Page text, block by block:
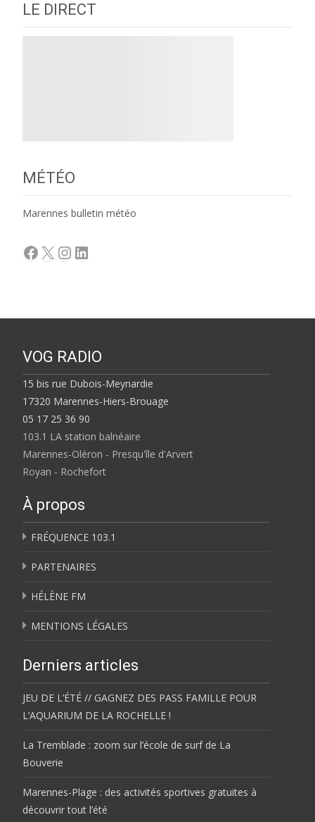
LE DIRECT
MÉTÉO
Marennes bulletin météo
Facebook
X Instagram
LinkedIn
VOG RADIO
15 bis rue Dubois-Meynardie
17320 Marennes-Hiers-Brouage
05 17 25 36 90
103.1 LA station balnéaire
Marennes-Oléron - Presqu'île d'Arvert
Royan - Rochefort
À propos
FRÉQUENCE 103.1
PARTENAIRES
HÉLÈNE FM
MENTIONS LÉGALES
Derniers articles
JEU DE L’ÉTÉ // GAGNEZ DES PASS FAMILLE POUR
L’AQUARIUM DE LA ROCHELLE !
La Tremblade : zoom sur l’école de surf de La
Bouverie
Marennes-Plage : des activités sportives gratuites à
découvrir tout l’été